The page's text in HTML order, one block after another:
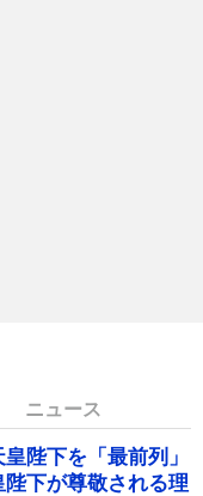
ニュース
陛下を「最前列」
下が尊敬される理